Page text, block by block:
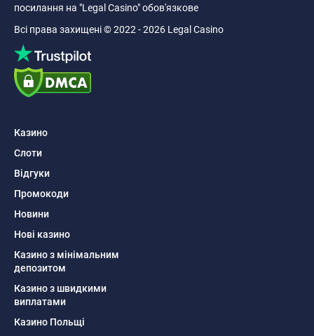
посилання на "Legal Casino" обов'язкове
Всі права захищені © 2022 - 2026 Legal Casino
Казино
Слоти
Відгуки
Промокоди
Новини
Нові казино
Казино з мінімальним
депозитом
Казино з швидкими
виплатами
Казино Польщі